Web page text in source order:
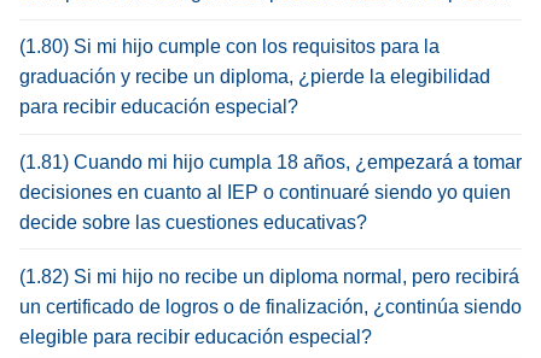
(1.80) Si mi hijo cumple con los requisitos para la
graduación y recibe un diploma, ¿pierde la elegibilidad
para recibir educación especial?
(1.81) Cuando mi hijo cumpla 18 años, ¿empezará a tomar
decisiones en cuanto al IEP o continuaré siendo yo quien
decide sobre las cuestiones educativas?
(1.82) Si mi hijo no recibe un diploma normal, pero recibirá
un certificado de logros o de finalización, ¿continúa siendo
elegible para recibir educación especial?